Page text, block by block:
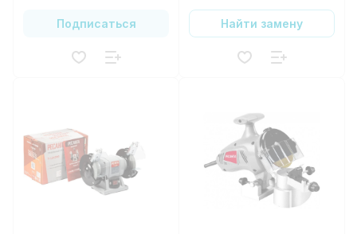
Подписаться Найти замену